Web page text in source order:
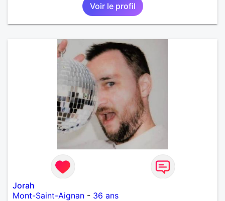
Voir le profil
Jorah
Mont-Saint-Aignan - 36 ans